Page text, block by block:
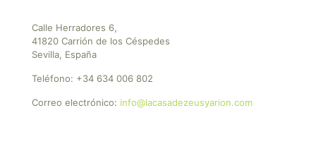
Calle Herradores 6,
41820 Carrión de los Céspedes
Sevilla, España
Teléfono: +34 634 006 802
Correo electrónico: info@lacasadezeusyarion.com